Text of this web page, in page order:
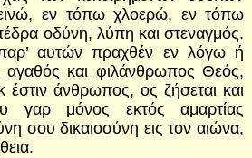
εν τόπω χλοερώ, εν τόπω
οδύνη, λύπη και στεναγμός.
αυτών πραχθέν εν λόγω ή
και φιλάνθρωπος Θεός,
άνθρωπος, ος ζήσεται και
γαρ μόνος εκτός αμαρτίας
σου δικαιοσύνη εις τον αιώνα,